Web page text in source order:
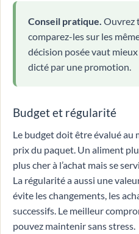
Conseil pratique. Ouvrez
comparez-les sur les
décision posée vaut
dicté par une promotion.
Budget et régularité
Le budget doit être évalué au
prix du paquet. Un aliment
plus cher à l’achat mais se
La régularité a aussi une
évite les changements, les
successifs. Le meilleur
pouvez maintenir sans stress.